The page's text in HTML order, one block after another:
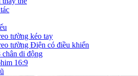
tường kéo tay
tường Điện có điều khiển
chân di động
16:9